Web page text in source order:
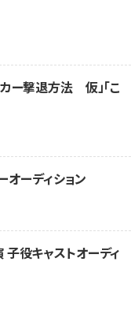
ー撃退方法 仮」「こ
ーディション
子役キャストオーディ